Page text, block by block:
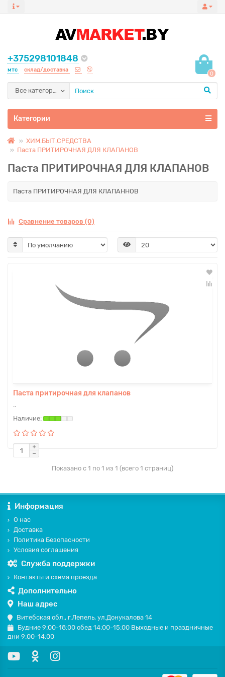
+375298101848
мтс склад/доставка
0
Все категории
Категории
ХИМ.БЫТ.СРЕДСТВА
Паста ПРИТИРОЧНАЯ ДЛЯ КЛАПАНОВ
Паста ПРИТИРОЧНАЯ ДЛЯ КЛАПАНОВ
Паста ПРИТИРОЧНАЯ ДЛЯ КЛАПАННОВ
Сравнение товаров (0)
Паста притирочная для клапанов
..
Показано с 1 по 1 из 1 (всего 1 страниц)
Информация
О нас
Доставка
Политика Безопасности
Условия соглашения
Служба поддержки
Контакты и схема проезда
Дополнительно
Наш адрес
Витебская обл., г.Лепель, ул.Донукалова 14
Будние 9:00-18:00 обед 14:00-15:00 Выходные и праздничные
дни 9:00-14:00